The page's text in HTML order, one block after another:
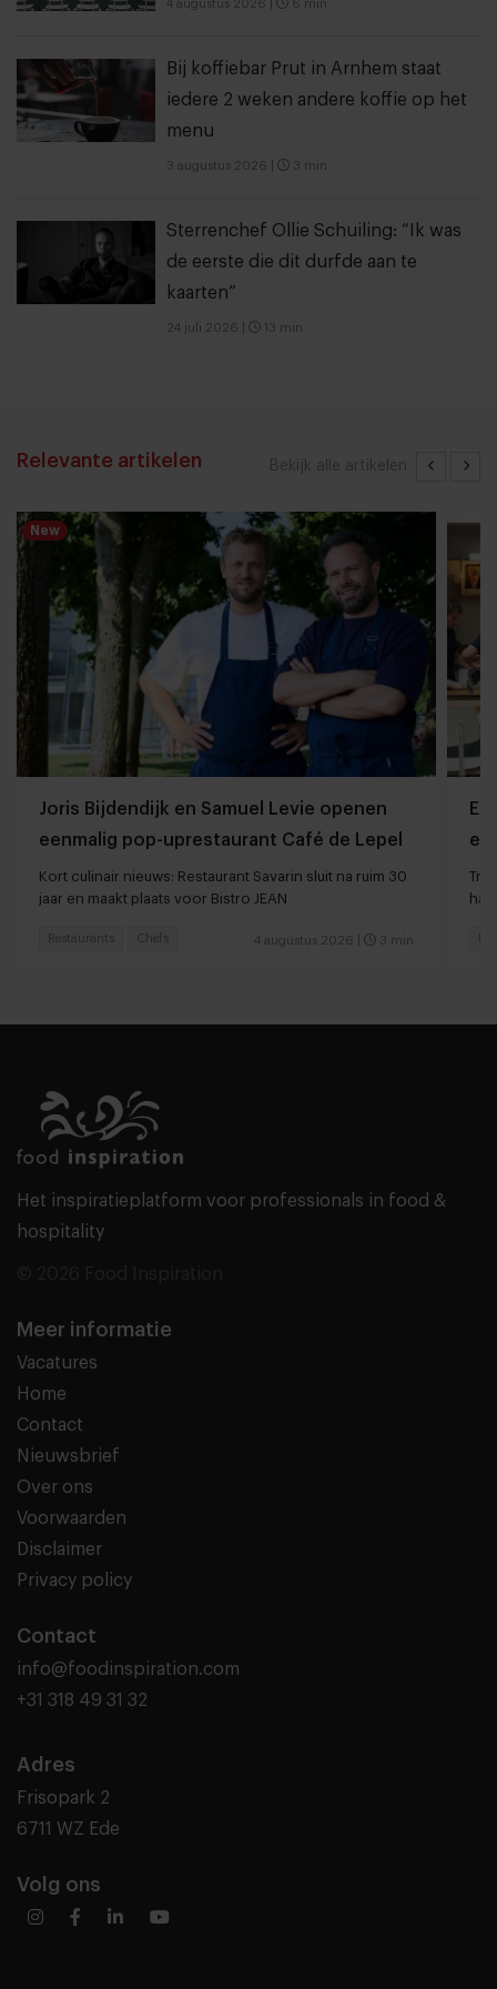
4 augustus 2026 6 min
Bij koffiebar Prut in Arnhem staat
iedere 2 weken andere koffie op het
menu
3 augustus 2026 3 min
Sterrenchef Ollie Schuiling: “Ik was
de eerste die dit durfde aan te
kaarten”
24 juli 2026 13 min
Bekijk alle artikelen
Relevante artikelen
New
Joris Bijdendijk en Samuel Levie openen
eenmalig pop-uprestaurant Café de Lepel
Kort culinair nieuws: Restaurant Savarin sluit na ruim 30
jaar en maakt plaats voor Bistro JEAN
4 augustus 2026 3 min
Restaurants Chefs
Het inspiratieplatform voor professionals in food &
hospitality
Meer informatie
Vacatures
Home
Contact
Nieuwsbrief
Over ons
Voorwaarden
Disclaimer
Privacy policy
Contact
info@foodinspiration.com
+31 318 49 31 32
Adres
Frisopark 2
6711 WZ Ede
Volg ons